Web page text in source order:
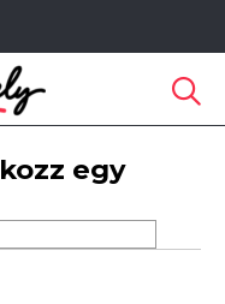
egy